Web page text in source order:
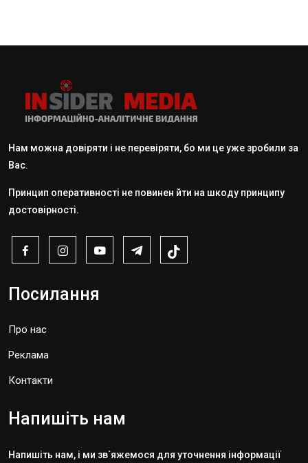
Нам можна довіряти і не перевіряти, бо ми це уже зробили за
Вас.
Принцип оперативності не повинен йти на шкоду принципу
достовірності.
Посилання
Про нас
Реклама
Контакти
Напишіть нам
Напишіть нам, і ми зв`яжемося для уточнення інформації